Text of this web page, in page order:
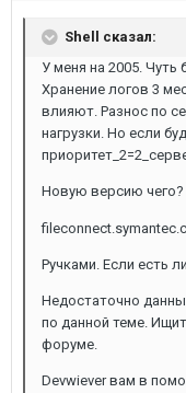
Shell сказал:
У меня на 2005.
Хранение логов 3
влияют. Разнос по
нагрузки. Но если
Новую версию чего?
Ручками. Если есть
Недостаточно
по данной теме.
форуме.
Devwiever вам в